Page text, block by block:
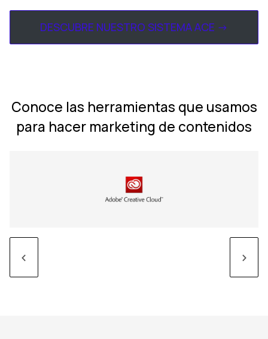
DESCUBRE NUESTRO SISTEMA ACE ->
Conoce las herramientas que usamos
para hacer marketing de contenidos
< >